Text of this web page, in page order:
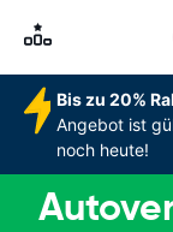
Bis zu 20%
Angebot ist
noch heute!